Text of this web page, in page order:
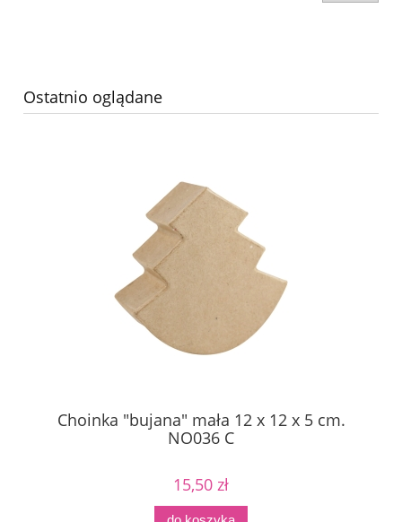
Ostatnio oglądane
Choinka "bujana" mała 12 x 12 x 5 cm.
NO036 C
15,50 zł